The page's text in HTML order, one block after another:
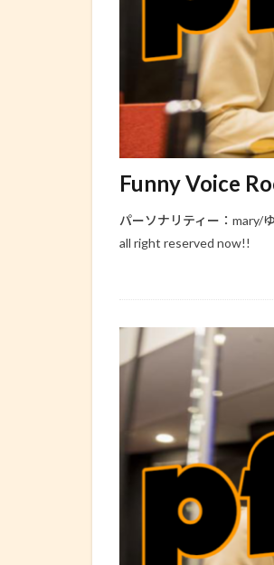
Funny Voice
パーソナリティー：mary/
all right reserved now!!